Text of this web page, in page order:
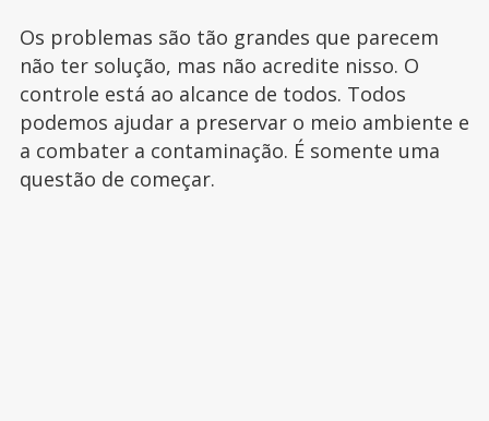
Os problemas são tão grandes que parecem
não ter solução, mas não acredite nisso. O
controle está ao alcance de todos. Todos
podemos ajudar a preservar o meio ambiente e
a combater a contaminação. É somente uma
questão de começar.